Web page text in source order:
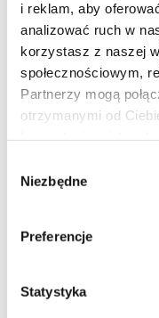
i reklam, aby
analizować ruch w
korzystasz z naszej
społecznościowym,
Partnerzy mogą
otrzymanymi od
zgody
Niezbędne
Preferencje
Statystyka
TOM I JERRY:
Jerry przypadkowo
przenosi ich do